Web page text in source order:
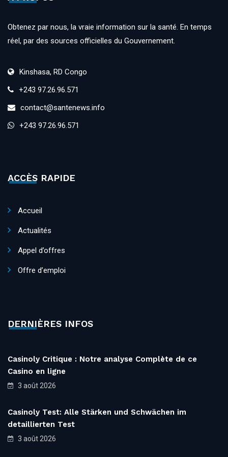
Obtenez par nous, la vraie information sur la santé. En temps
réel, par des sources officielles du Gouvernement.
Kinshasa, RD Congo
+243 97.26.96.571
contact@santenews.info
+243 97.26.96.571
ACCÈS RAPIDE
Accueil
Actualités
Appel d’offres
Offre d’emploi
DERNIÈRES INFOS
Casinoly Critique : Notre analyse Complète de ce
Casino en ligne
3 août 2026
Casinoly Test: Alle Stärken und Schwächen im
detaillierten Test
3 août 2026